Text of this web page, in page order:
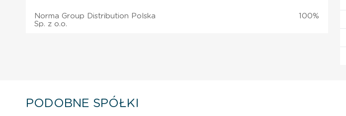
Norma Group Distribution Polska
Sp. z o.o.
100%
PODOBNE SPÓŁKI